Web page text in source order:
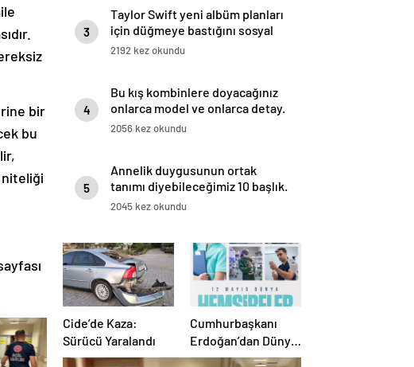
bir
bu
niteliği
3
Taylor Swift yeni albüm planları
için düğmeye bastığını sosyal
medyadan duyurdu!
2192 kez okundu
4
Bu kış kombinlere doyacağınız
onlarca model ve onlarca detay.
2056 kez okundu
5
Annelik duygusunun ortak
tanımı diyebileceğimiz 10 başlık.
2045 kez okundu
Cide’de Kaza:
Sürücü Yaralandı
Cumhurbaşkanı
Erdoğan’dan Dünya
Hemşireler Günü